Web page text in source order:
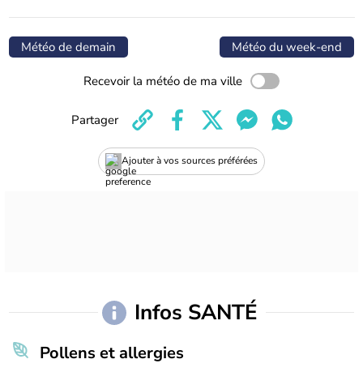
Météo de demain Météo du week-end
Recevoir la météo de ma ville
Ajouter à vos sources préférées
Partager
Infos SANTÉ
Pollens et allergies